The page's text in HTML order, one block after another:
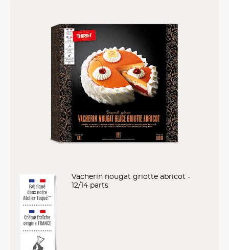
Vacherin nougat griotte abricot -
12/14 parts